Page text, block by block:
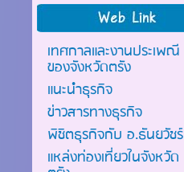
เทศกาลและงานประเพณี
ของจังหวัดตรัง
แนะนำธุรกิจ
ข่าวสารทางธุรกิจ
พิชิตธุรกิจกับ อ.ธันยวัชร์
แหล่งท่องเที่ยวในจังหวัด